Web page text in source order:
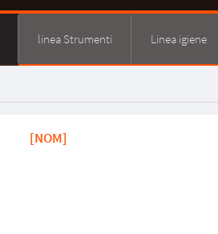
linea Strumenti Linea igiene
[NOM]